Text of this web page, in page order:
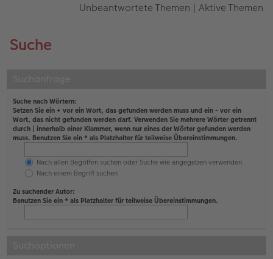
Unbeantwortete Themen | Aktive Themen
Suche
Suche nach Wörtern:
Setzen Sie ein + vor ein Wort, das gefunden werden muss und ein - vor ein
Wort, das nicht gefunden werden darf. Verwenden Sie mehrere Wörter getrennt
durch | innerhalb einer Klammer, wenn nur eines der Wörter gefunden werden
muss. Benutzen Sie ein * als Platzhalter für teilweise Übereinstimmungen.
Nach allen Begriffen suchen oder Suche wie angegeben verwenden
Nach einem Begriff suchen
Zu suchender Autor:
Benutzen Sie ein * als Platzhalter für teilweise Übereinstimmungen.